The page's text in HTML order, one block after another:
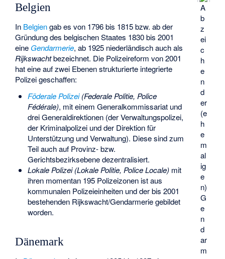
A
b
z
ei
c
h
e
n
d
er
(e
h
e
m
al
ig
e
n)
G
e
n
d
ar
m
Belgien
In Belgiengab es von 1796 bis 1815 bzw. ab der
Gründung des belgischen Staates 1830 bis 2001
eine Gendarmerie, ab 1925 niederländisch auch als
Rijkswachtbezeichnet. Die Polizeireform von 2001
hat eine auf zwei Ebenen strukturierte integrierte
Polizei geschaffen:
Föderale Polizei(Federale Politie, Police
Fédérale), mit einem Generalkommissariat und
drei Generaldirektionen (der Verwaltungspolizei,
der Kriminalpolizei und der Direktion für
Unterstützung und Verwaltung). Diese sind zum
Teil auch auf Provinz- bzw.
Gerichtsbezirksebene dezentralisiert.
Lokale Polizei (Lokale Politie, Police Locale)mit
ihren momentan 195 Polizeizonen ist aus
kommunalen Polizeieinheiten und der bis 2001
bestehenden Rijkswacht/Gendarmerie gebildet
worden.
Dänemark